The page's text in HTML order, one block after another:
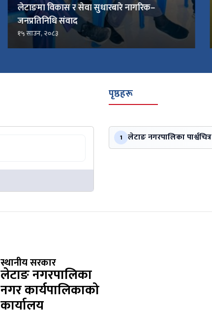
लेटाङ, ११ माघ । लेटाङ नगरपालिका वडा नम्बर ६
अन्तर्गत रहेको महाभारत
२५ असार, २०८३
पृष्ठहरू
1 लेटाङ नगरपालिका पार्श्वचित्र
स्थानीय सरकार
लेटाङ नगरपालिका
नगर कार्यपालिकाको